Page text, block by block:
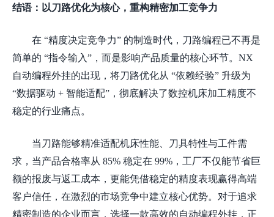
结语：以刀路优化为核心，重构精密加工竞争力
在 “精度决定竞争力” 的制造时代，刀路编程已不再是
简单的 “指令输入”，而是影响产品质量的核心环节。NX
自动编程外挂的出现，将刀路优化从 “依赖经验” 升级为
“数据驱动 + 智能适配”，彻底解决了数控机床加工精度不
稳定的行业痛点。
当刀路能够精准适配机床性能、刀具特性与工件需
求，当产品合格率从 85% 稳定在 99%，工厂不仅能节省巨
额的报废与返工成本，更能凭借稳定的精度表现赢得高端
客户信任，在激烈的市场竞争中建立核心优势。对于追求
精密制造的企业而言，选择一款高效的自动编程外挂，正